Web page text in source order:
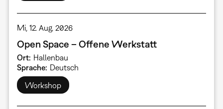
Mi, 12. Aug. 2026
Open Space – Offene Werkstatt
Ort Hallenbau
Sprache Deutsch
Workshop